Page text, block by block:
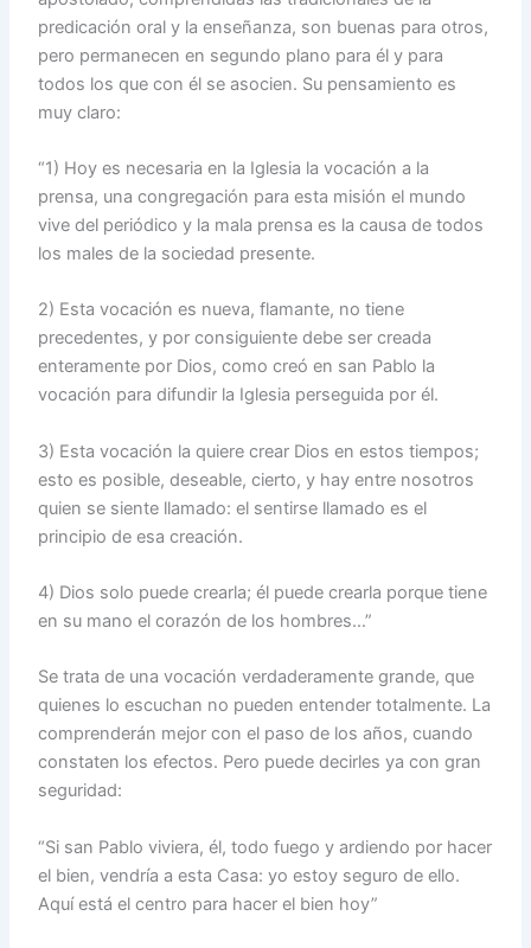
predicación oral y la enseñanza, son buenas para otros,
pero permanecen en segundo plano para él y para
todos los que con él se asocien. Su pensamiento es
muy claro:
“1) Hoy es necesaria en la Iglesia la vocación a la
prensa, una congregación para esta misión el mundo
vive del periódico y la mala prensa es la causa de todos
los males de la sociedad presente.
2) Esta vocación es nueva, flamante, no tiene
precedentes, y por consiguiente debe ser creada
enteramente por Dios, como creó en san Pablo la
vocación para difundir la Iglesia perseguida por él.
3) Esta vocación la quiere crear Dios en estos tiempos;
esto es posible, deseable, cierto, y hay entre nosotros
quien se siente llamado: el sentirse llamado es el
principio de esa creación.
4) Dios solo puede crearla; él puede crearla porque tiene
en su mano el corazón de los hombres…”
Se trata de una vocación verdaderamente grande, que
quienes lo escuchan no pueden entender totalmente. La
comprenderán mejor con el paso de los años, cuando
constaten los efectos. Pero puede decirles ya con gran
seguridad:
“Si san Pablo viviera, él, todo fuego y ardiendo por hacer
el bien, vendría a esta Casa: yo estoy seguro de ello.
Aquí está el centro para hacer el bien hoy”